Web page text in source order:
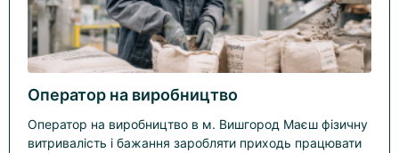
Оператор на виробництво
Оператор на виробництво в м. Вишгород Маєш фізичну
витривалість і бажання заробляти приходь працювати